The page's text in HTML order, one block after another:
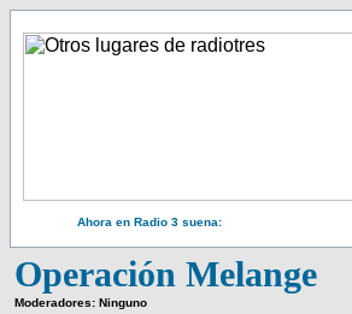
Ahora en Radio 3 suena:
Operación Melange
Moderadores: Ninguno